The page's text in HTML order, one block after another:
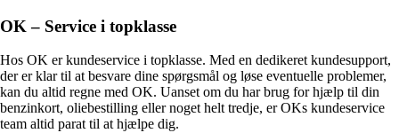
OK – Service i topklasse
Hos OK er kundeservice i topklasse. Med en dedikeret kundesupport,
der er klar til at besvare dine spørgsmål og løse eventuelle problemer,
kan du altid regne med OK. Uanset om du har brug for hjælp til din
benzinkort, oliebestilling eller noget helt tredje, er OKs kundeservice
team altid parat til at hjælpe dig.